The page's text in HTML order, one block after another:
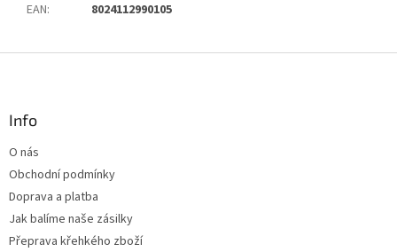
EAN: 8024112990105
Info
O nás
Obchodní podmínky
Doprava a platba
Jak balíme naše zásilky
Přeprava křehkého zboží